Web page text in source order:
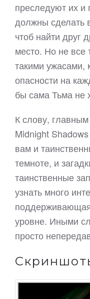
преследуют их и
должны сделать
чтоб найти друг
место. Но не все
такими ужасами,
опасности на
бы сама Тьма не
К слову,
Midnight
вам и
темноте, и
таинственные
узнать много
уровне. Иными
просто